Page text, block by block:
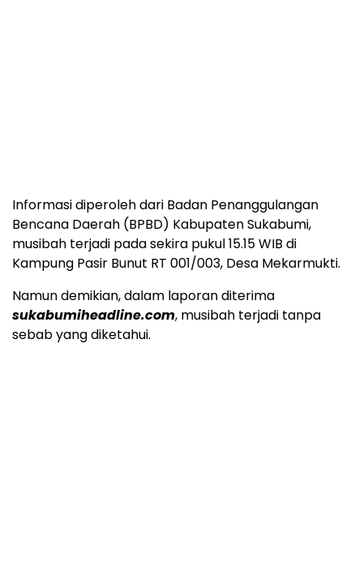
Informasi diperoleh dari Badan Penanggulangan
Bencana Daerah (BPBD) Kabupaten Sukabumi,
musibah terjadi pada sekira pukul 15.15 WIB di
Kampung Pasir Bunut RT 001/003, Desa Mekarmukti.
Namun demikian, dalam laporan diterima
sukabumiheadline.com, musibah terjadi tanpa
sebab yang diketahui.